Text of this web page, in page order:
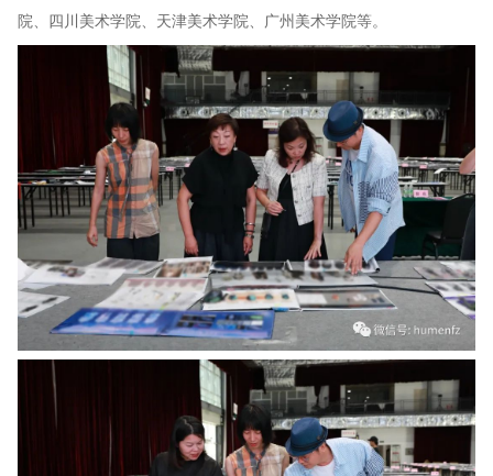
院、四川美术学院、天津美术学院、广州美术学院等。